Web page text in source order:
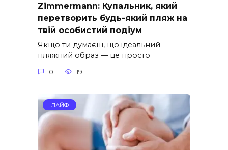
Zimmermann: Купальник, який
перетворить будь-який пляж на
твій особистий подіум
Якщо ти думаєш, що ідеальний
пляжний образ — це просто
0 19
ЛАЙФ